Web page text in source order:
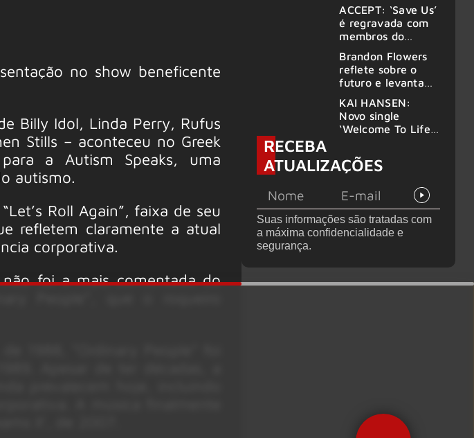
no show beneficente
Billy Idol, Linda Perry, Rufus
Stills – aconteceu no Greek
a Autism Speaks, uma
autismo.
Roll Again”, faixa de seu
refletem claramente a atual
corporativa.
foi a mais comentada do
Apesar de ter décadas, a
prevalecem hoje, incluindo
no Rock am Ring
2026
ACCEPT: ‘Save Us’
é regravada com
membros do
GHOST e KORN
Brandon Flowers
reflete sobre o
futuro e levanta
deixar os palcos
KAI HANSEN:
Novo single
‘Welcome To Life’
RECEBA
ATUALIZAÇÕES
Suas informações são tratadas com
a máxima confidencialidade e
segurança.